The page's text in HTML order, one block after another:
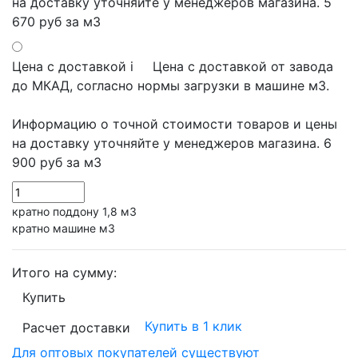
670 руб за м3
Цена с доставкой i
Цена с доставкой от завода
до МКАД, согласно нормы загрузки в машине м3.
Информацию о точной стоимости товаров и цены
на доставку уточняйте у менеджеров магазина. 6
900 руб за м3
кратно поддону 1,8 м3
кратно машине м3
Итого на сумму:
Купить
Расчет доставки
Купить в 1 клик
Для оптовых покупателей существуют